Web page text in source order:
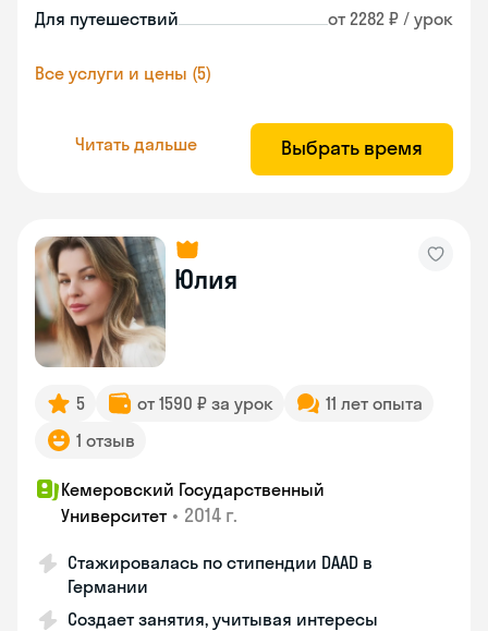
Для путешествий от 2282 ₽ / урок
Все услуги и цены (5)
Читать дальше Выбрать время
Юлия
5 от 1590 ₽ за урок
11 лет опыта
1 отзыв
Кемеровский Государственный
Университет • 2014 г.
Стажировалась по стипендии DAAD в
Германии
Создает занятия, учитывая интересы